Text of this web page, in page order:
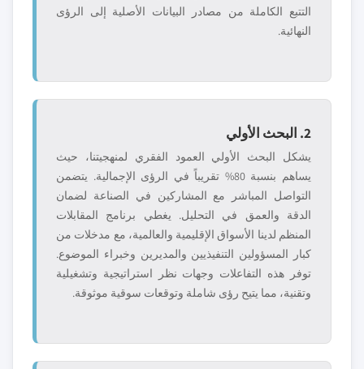
التتبع الكاملة من مصادر البيانات الأصلية إلى الرؤى
النهائية.
2. البحث الأولي
يشكل البحث الأولي العمود الفقري لمنهجيتنا، حيث
يساهم بنسبة 80% تقريباً في الرؤى الإجمالية. يتضمن
التواصل المباشر مع المشاركين في الصناعة لضمان
الدقة والعمق في التحليل. يغطي برنامج المقابلات
المنظم لدينا الأسواق الإقليمية والعالمية، مع مدخلات من
كبار المسؤولين التنفيذيين والمديرين وخبراء الموضوع.
توفر هذه التفاعلات وجهات نظر استراتيجية وتشغيلية
وتقنية، مما يتيح رؤى شاملة وتوقعات سوقية موثوقة.